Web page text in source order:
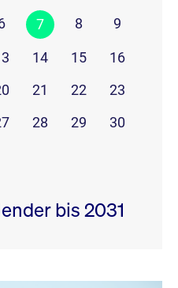
7 8 9
14 15
16
21 22
23
28 29
30
bis 2031